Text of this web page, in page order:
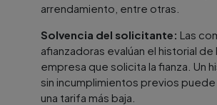
arrendamiento, entre otras.
Solvencia del solicitante: Las
afianzadoras evalúan el historial de
empresa que solicita la fianza. Un
sin incumplimientos previos
una tarifa más baja.